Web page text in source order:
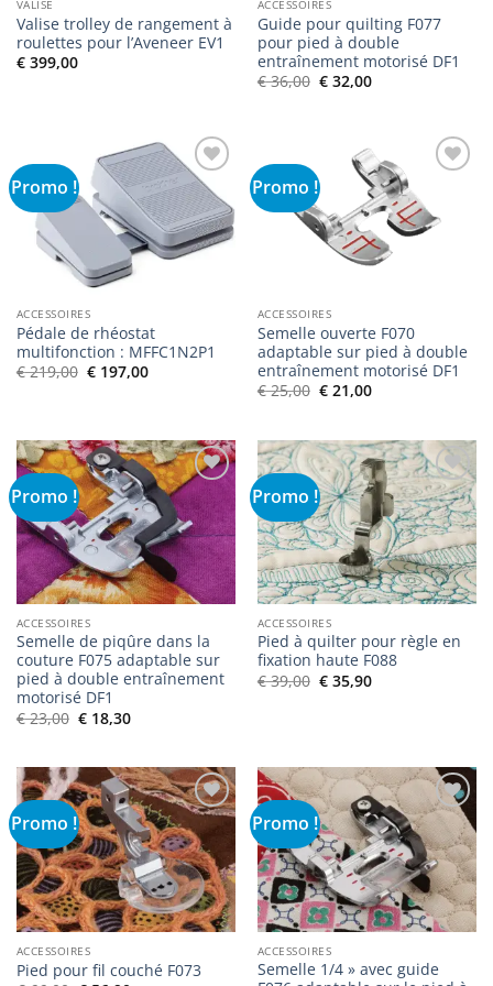
VALISE
Valise trolley de rangement à
roulettes pour l’Aveneer EV1
€399,00
ACCESSOIRES
Guide pour quilting F077
pour pied à double
entraînement motorisé DF1
€36,00 Le
€32,00Le
Promo !
Ajouter
à la liste
de
souhaits
ACCESSOIRES
Pédale de rhéostat
multifonction : MFFC1N2P1
€219,00 Le
prix
€197,00Le
Promo !
à la liste
de
souhaits
ACCESSOIRES
Semelle ouverte F070
adaptable sur pied à double
entraînement motorisé DF1
€25,00 Le
prix
€ 25,00.
€21,00Le
€ 21,00.
Promo !
Ajouter
à la liste
de
souhaits
ACCESSOIRES
Semelle de piqûre dans la
couture F075 adaptable sur
pied à double entraînement
motorisé DF1
€23,00 Le
prix
€ 23,00.
€18,30Le
€ 18,30.
Promo !
Ajouter
à la liste
de
souhaits
ACCESSOIRES
Pied à quilter pour règle en
fixation haute F088
€39,00 Le
prix
€35,90Le
Promo !
Ajouter
à la liste
de
souhaits
ACCESSOIRES
Pied pour fil couché F073
Promo !
Ajouter
à la liste
de
souhaits
ACCESSOIRES
Semelle 1/4 » avec guide